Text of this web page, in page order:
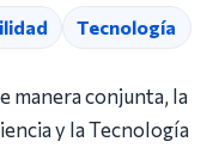
Tecnología
manera conjunta, la
y la Tecnología